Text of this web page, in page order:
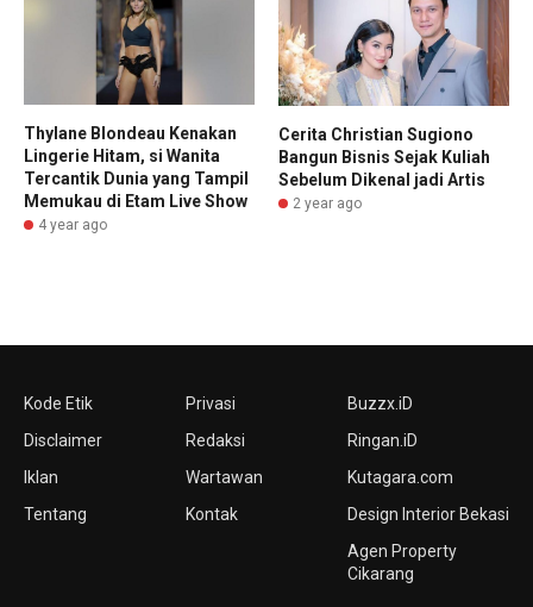
Thylane Blondeau Kenakan
Lingerie Hitam, si Wanita
Tercantik Dunia yang Tampil
Memukau di Etam Live Show
4 year ago
Cerita Christian Sugiono
Bangun Bisnis Sejak Kuliah
Sebelum Dikenal jadi Artis
2 year ago
Kode Etik
Disclaimer
Iklan
Tentang
Privasi
Redaksi
Wartawan
Kontak
Buzzx.iD
Ringan.iD
Kutagara.com
Design Interior Bekasi
Agen Property
Cikarang